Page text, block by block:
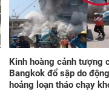
Kinh hoàng cảnh tượng
Bangkok đổ sập do
hoảng loạn tháo chạy